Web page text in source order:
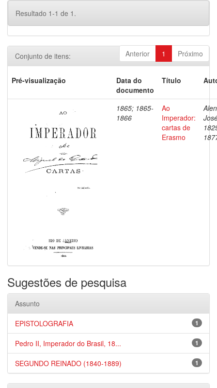
Resultado 1-1 de 1.
Anterior 1 Próximo
Conjunto de itens:
Pré-visualização
Data do
documento
Título
1865; 1865-
1866
Ao
Imperador:
cartas de
Erasmo
Sugestões de pesquisa
Assunto
1
EPISTOLOGRAFIA
1
Pedro II, Imperador do Brasil, 18...
1
SEGUNDO REINADO (1840-1889)